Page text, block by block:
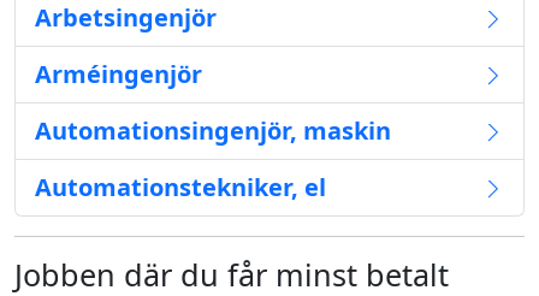
Arbetsingenjör
Arméingenjör
Automationsingenjör, maskin
Automationstekniker, el
Jobben där du får minst betalt